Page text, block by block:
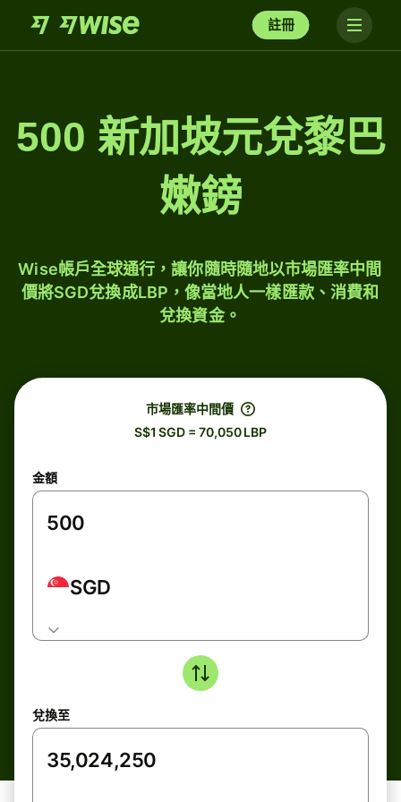
註冊
500 新加坡元兌黎巴
嫩鎊
Wise帳戶全球通行，讓你隨時隨地以市場匯率中間
價將SGD兌換成LBP，像當地人一樣匯款、消費和
兌換資金。
市場匯率中間價
S$1 SGD = 70,050 LBP
金額
SGD
兌換至